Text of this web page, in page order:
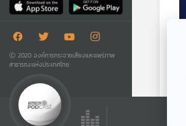
Ⓒ 2020 องค์การกระจายเสียงและแพร่ภาพ
สาธารณะแห่งประเทศไทย